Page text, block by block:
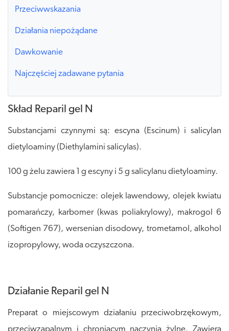
Przeciwwskazania
Działania niepożądane
Dawkowanie
Najczęściej zadawane pytania
Skład Reparil gel N
Substancjami czynnymi są: escyna (Escinum) i salicylan
dietyloaminy (Diethylamini salicylas).
100 g żelu zawiera 1 g escyny i 5 g salicylanu dietyloaminy.
Substancje pomocnicze: olejek lawendowy, olejek kwiatu
pomarańczy, karbomer (kwas poliakrylowy), makrogol 6
(Softigen 767), wersenian disodowy, trometamol, alkohol
izopropylowy, woda oczyszczona.
Działanie Reparil gel N
Preparat o miejscowym działaniu przeciwobrzękowym,